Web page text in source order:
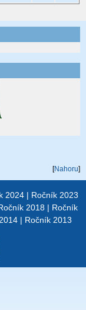
[Nahoru]
2024| Ročník 2023
2018 | Ročník
| Ročník 2013